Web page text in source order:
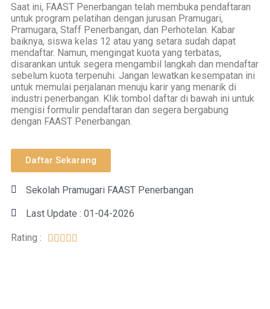
Saat ini, FAAST Penerbangan telah membuka pendaftaran
untuk program pelatihan dengan jurusan Pramugari,
Pramugara, Staff Penerbangan, dan Perhotelan. Kabar
baiknya, siswa kelas 12 atau yang setara sudah dapat
mendaftar. Namun, mengingat kuota yang terbatas,
disarankan untuk segera mengambil langkah dan mendaftar
sebelum kuota terpenuhi. Jangan lewatkan kesempatan ini
untuk memulai perjalanan menuju karir yang menarik di
industri penerbangan. Klik tombol daftar di bawah ini untuk
mengisi formulir pendaftaran dan segera bergabung
dengan FAAST Penerbangan.
Daftar Sekarang
Sekolah Pramugari FAAST Penerbangan
Last Update : 01-04-2026
Rating :     